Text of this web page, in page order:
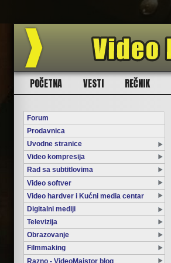
POČETNA VESTI REČNIK
Forum
Prodavnica
Uvodne stranice
Video kompresija
Rad sa subtitlovima
Video softver
Video hardver i Kućni media centar
Digitalni mediji
Televizija
Obrazovanje
Filmmaking
Razno - VideoMajstor blog